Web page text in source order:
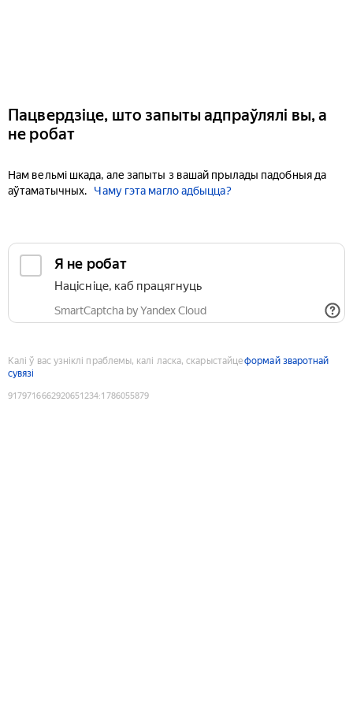
Пацвердзіце, што запыты адпраўлялі вы, а
не робат
Нам вельмі шкада, але запыты з вашай прылады падобныя да
аўтаматычных.
Чаму гэта магло адбыцца?
Я не робат
Націсніце, каб працягнуць
SmartCaptcha by Yandex Cloud
Калі ў вас узніклі праблемы, калі ласка, скарыстайцеформай зваротнай
сувязі
9179716662920651234:1786055879